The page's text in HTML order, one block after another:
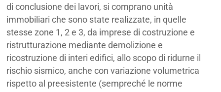
di conclusione dei lavori, si comprano unità
immobiliari che sono state realizzate, in quelle
stesse zone 1, 2 e 3, da imprese di costruzione e
ristrutturazione mediante demolizione e
ricostruzione di interi edifici, allo scopo di ridurne il
rischio sismico, anche con variazione volumetrica
rispetto al preesistente (sempreché le norme